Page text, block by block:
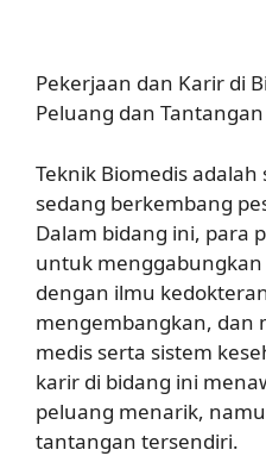
Pekerjaan dan Karir di
Peluang dan Tantangan
Teknik Biomedis
sedang berkembang
Dalam bidang ini, para
untuk
dengan ilmu
mengembangkan, dan
medis serta sistem
karir di bidang ini
peluang menarik,
tantangan tersendiri.